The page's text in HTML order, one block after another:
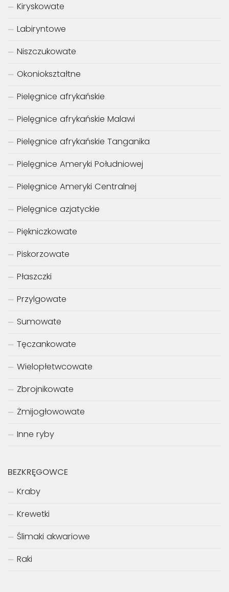
Kiryskowate
Labiryntowe
Niszczukowate
Okoniokształtne
Pielęgnice afrykańskie
Pielęgnice afrykańskie Malawi
Pielęgnice afrykańskie Tanganika
Pielęgnice Ameryki Południowej
Pielęgnice Ameryki Centralnej
Pielęgnice azjatyckie
Piękniczkowate
Piskorzowate
Płaszczki
Przylgowate
Sumowate
Tęczankowate
Wielopłetwcowate
Zbrojnikowate
Żmijogłowowate
Inne ryby
BEZKRĘGOWCE
Kraby
Krewetki
Ślimaki akwariowe
Raki